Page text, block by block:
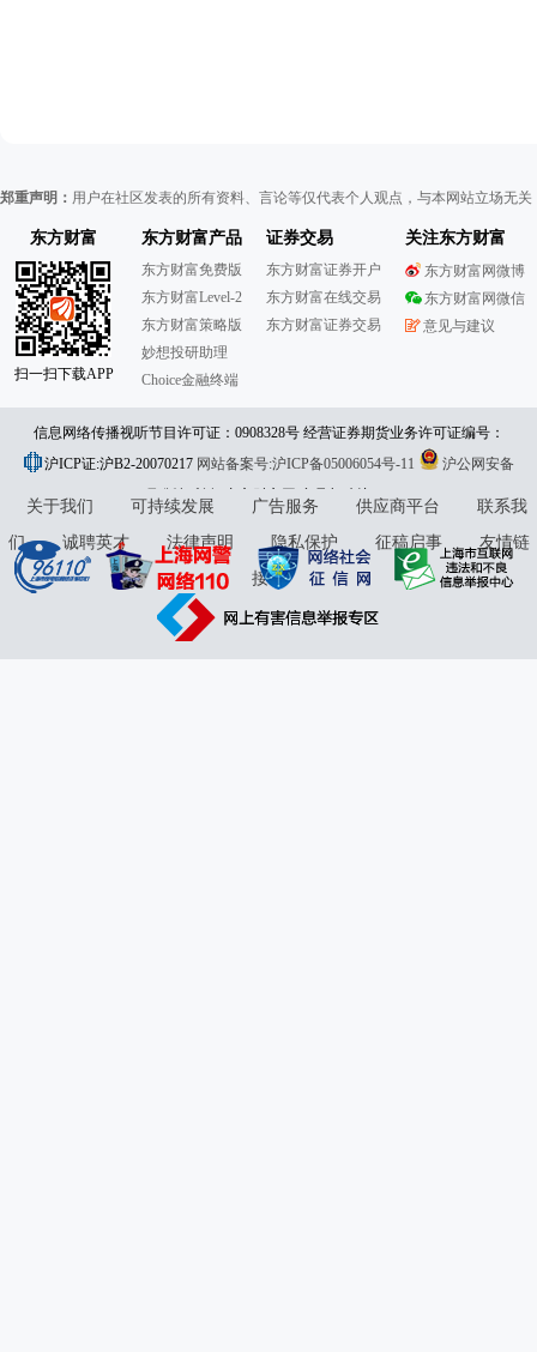
郑重声明： 用户在社区发表的所有资料、言论等仅代表个人观点，与本网站立场无
东方财富
扫一扫下载APP
东方财富产品
东方财富免费版
东方财富Level-2
东方财富策略版
妙想投研助理
Choice金融终端
证券交易
东方财富证券开户
东方财富在线交易
东方财富证券交易
关注东方财富
东方财富网微博
东方财富网微信
意见与建议
信息网络传播视听节目许可证：0908328号 经营证券期货业务许可证编号：
913101046312860336 违法和不良信息举报:021-61278686 举报邮箱：
jubao@eastmoney.com
沪ICP证:沪B2-20070217 网站备案号:沪ICP备05006054号-11
沪公网安备
31010402000120号版权所有:东方财富网意见与建议:4000300059/952500
关于我们 可持续发展 广告服务 供应商平台
联系我
们
诚聘英才 法律声明 隐私保护 征稿启事
友情链
接